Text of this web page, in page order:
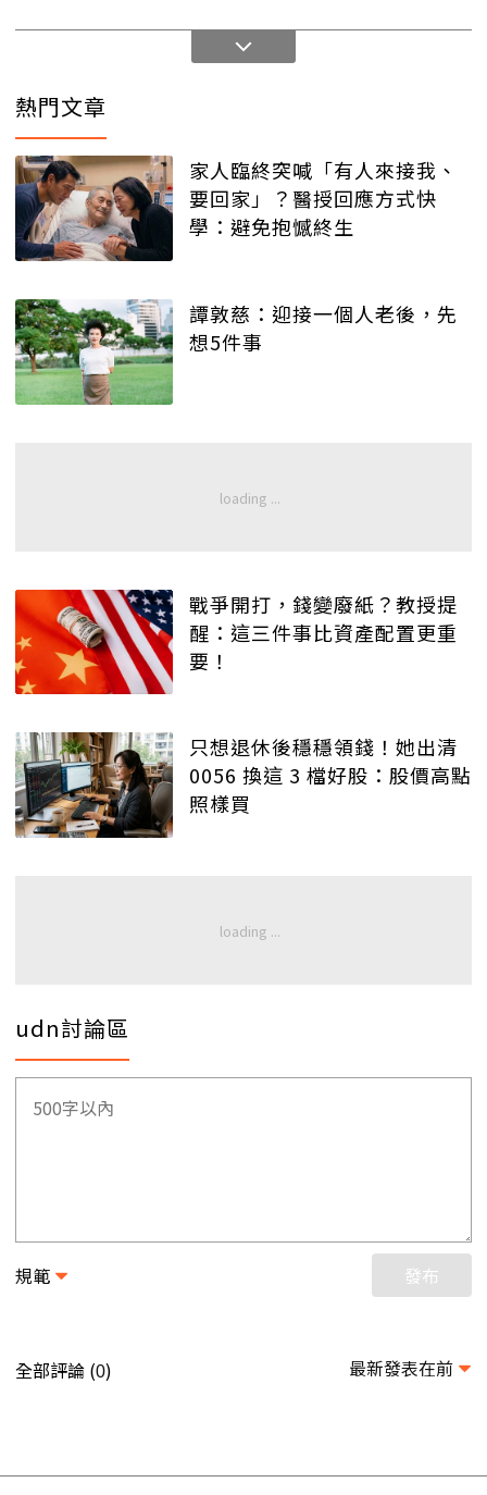
熱門文章
家人臨終突喊「有人來接我、
要回家」？醫授回應方式快
學：避免抱憾終生
譚敦慈：迎接一個人老後，先
想5件事
戰爭開打，錢變廢紙？教授提
醒：這三件事比資產配置更重
要！
只想退休後穩穩領錢！她出清
0056 換這 3 檔好股：股價高點
照樣買
udn討論區
規範 發布
全部評論 (0) 最新發表在前